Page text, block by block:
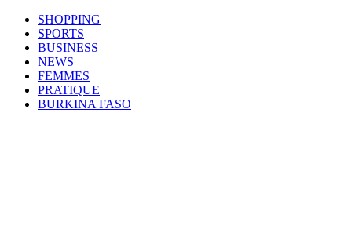
SHOPPING
SPORTS
BUSINESS
NEWS
FEMMES
PRATIQUE
BURKINA FASO